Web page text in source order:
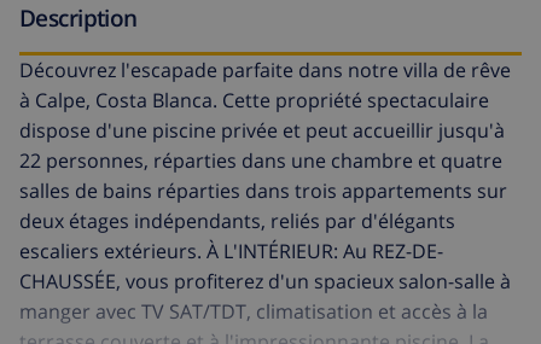
Description
Découvrez l'escapade parfaite dans notre villa de rêve
à Calpe, Costa Blanca. Cette propriété spectaculaire
dispose d'une piscine privée et peut accueillir jusqu'à
22 personnes, réparties dans une chambre et quatre
salles de bains réparties dans trois appartements sur
deux étages indépendants, reliés par d'élégants
escaliers extérieurs. À L'INTÉRIEUR: Au REZ-DE-
CHAUSSÉE, vous profiterez d'un spacieux salon-salle à
manger avec TV SAT/TDT, climatisation et accès à la